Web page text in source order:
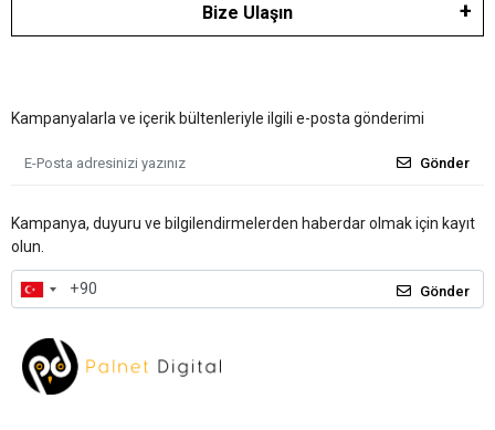
Bize Ulaşın
Kampanyalarla ve içerik bültenleriyle ilgili e-posta gönderimi
Gönder
Kampanya, duyuru ve bilgilendirmelerden haberdar olmak için kayıt
olun.
Gönder